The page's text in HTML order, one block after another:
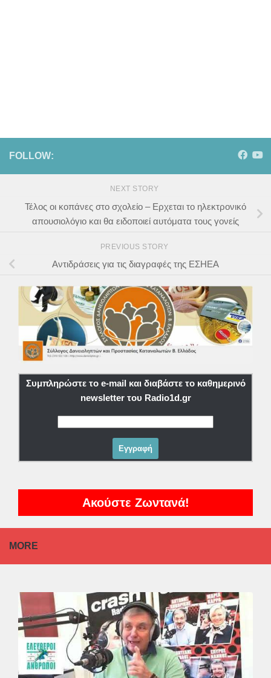
FOLLOW:
NEXT STORY
Τέλος οι κοπάνες στο σχολείο – Ερχεται το ηλεκτρονικό
απουσιολόγιο και θα ειδοποιεί αυτόματα τους γονείς
PREVIOUS STORY
Αντιδράσεις για τις διαγραφές της ΕΣΗΕΑ
Συμπληρώστε το e-mail και διαβάστε το καθημερινό
newsletter του Radio1d.gr
Ακούστε Ζωντανά!
MORE